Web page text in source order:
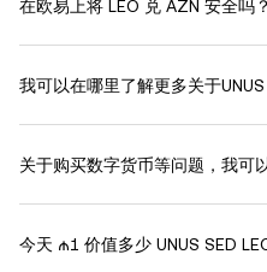
在欧易上将 LEO 兑 AZN 安全吗？
我可以在哪里了解更多关于
关于购买数字货币等问题，我可
今天 ₼1 价值多少 UNUS SED